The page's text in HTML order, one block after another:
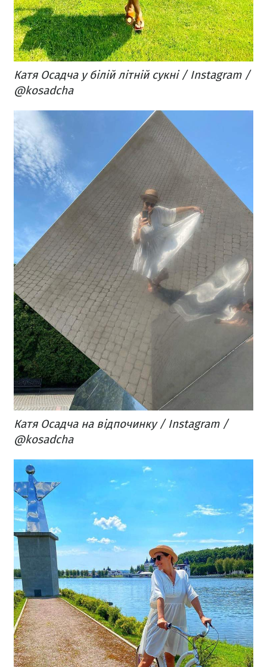
Катя Осадча у білій літній сукні / Instagram /
@kosadcha
Катя Осадча на відпочинку / Instagram /
@kosadcha